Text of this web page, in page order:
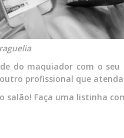
do maquiador com o
profissional que atenda
salão! Faça uma listinha